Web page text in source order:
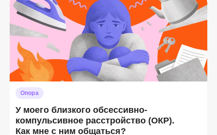
Опора
У моего близкого обсессивно-
компульсивное расстройство (ОКР).
Как мне с ним общаться?